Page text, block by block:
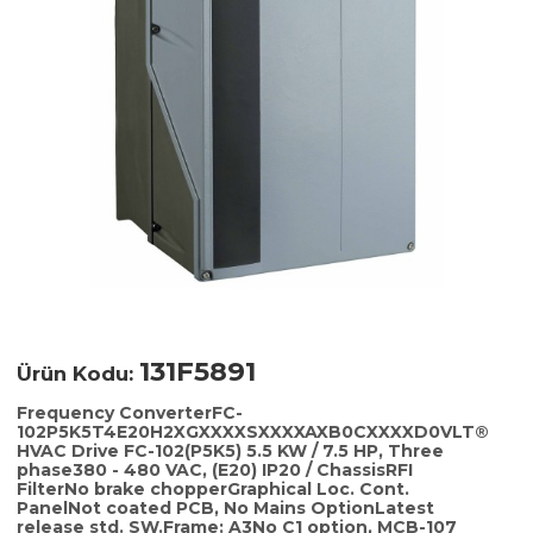
Ürün Kodu: 131F5891
Frequency ConverterFC-
102P5K5T4E20H2XGXXXXSXXXXAXB0CXXXXD0VLT®
HVAC Drive FC-102(P5K5) 5.5 KW / 7.5 HP, Three
phase380 - 480 VAC, (E20) IP20 / ChassisRFI
FilterNo brake chopperGraphical Loc. Cont.
PanelNot coated PCB, No Mains OptionLatest
release std. SW.Frame: A3No C1 option, MCB-107